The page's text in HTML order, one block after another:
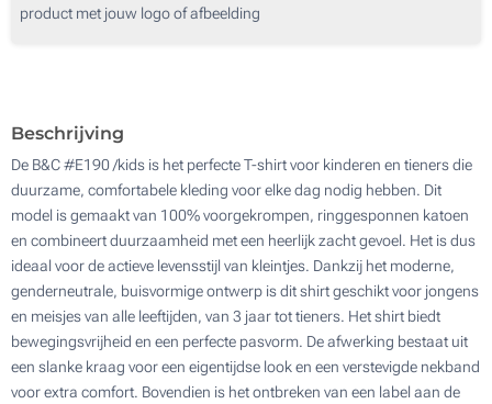
Full colour (Aan een kant)
product met jouw logo of afbeelding
Beschrijving
De B&C #E190 /kids is het perfecte T-shirt voor kinderen en tieners die
duurzame, comfortabele kleding voor elke dag nodig hebben. Dit
model is gemaakt van 100% voorgekrompen, ringgesponnen katoen
en combineert duurzaamheid met een heerlijk zacht gevoel. Het is dus
ideaal voor de actieve levensstijl van kleintjes. Dankzij het moderne,
genderneutrale, buisvormige ontwerp is dit shirt geschikt voor jongens
en meisjes van alle leeftijden, van 3 jaar tot tieners. Het shirt biedt
bewegingsvrijheid en een perfecte pasvorm. De afwerking bestaat uit
een slanke kraag voor een eigentijdse look en een verstevigde nekband
voor extra comfort. Bovendien is het ontbreken van een label aan de